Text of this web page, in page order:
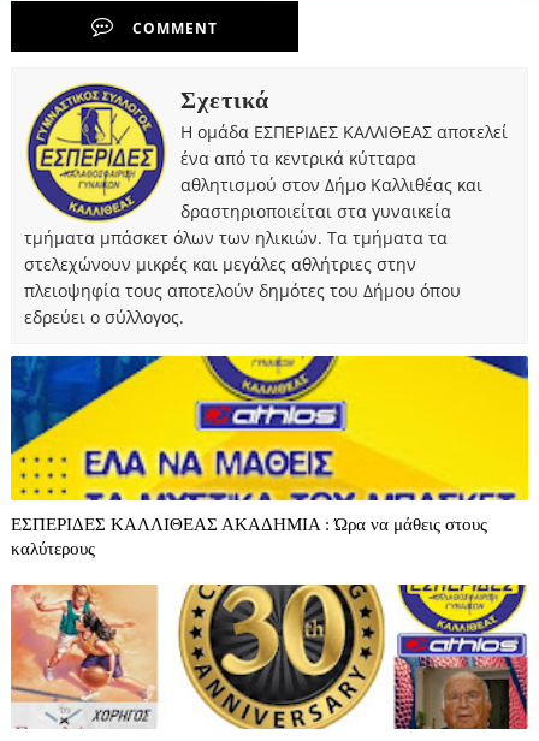
COMMENT
Σχετικά
Η ομάδα ΕΣΠΕΡΙΔΕΣ ΚΑΛΛΙΘΕΑΣ αποτελεί
ένα από τα κεντρικά κύτταρα
αθλητισμού στον Δήμο Καλλιθέας και
δραστηριοποιείται στα γυναικεία
τμήματα μπάσκετ όλων των ηλικιών. Τα τμήματα τα
στελεχώνουν μικρές και μεγάλες αθλήτριες στην
πλειοψηφία τους αποτελούν δημότες του Δήμου όπου
εδρεύει ο σύλλογος.
ΕΣΠΕΡΙΔΕΣ ΚΑΛΛΙΘΕΑΣ ΑΚΑΔΗΜΙΑ : Ώρα να μάθεις στους
καλύτερους